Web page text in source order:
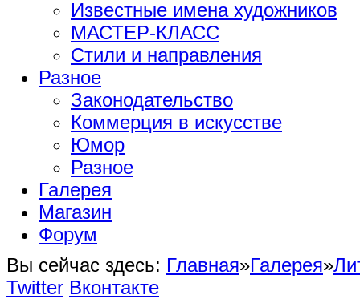
Известные имена художников
МАСТЕР-КЛАСС
Стили и направления
Разное
Законодательство
Коммерция в искусстве
Юмор
Разное
Галерея
Магазин
Форум
Вы сейчас здесь: Главная»Галерея»
Twitter Вконтакте